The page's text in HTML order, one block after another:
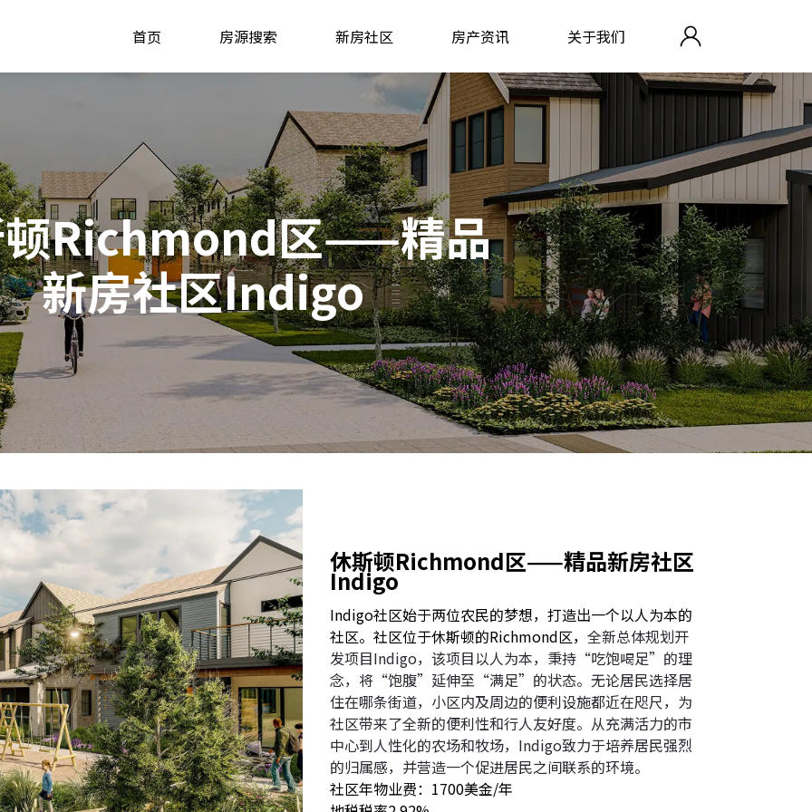
首页 房源搜索 新房社区 房产资讯 关于我们
Richmond区——精品
新房社区Indigo
休斯顿Richmond区——精品新房社区
Indigo
Indigo社区始于两位农民的梦想，打造出一个以人为本的
社区。社区位于休斯顿的Richmond区， 全新总体规划开
发项目Indigo，该项目以人为本，秉持“吃饱喝足”的理
念，将“饱腹”延伸至“满足”的状态。无论居民选择居
住在哪条街道，小区内及周边的便利设施都近在咫尺，为
社区带来了全新的便利性和行人友好度。从充满活力的市
中心到人性化的农场和牧场，Indigo致力于培养居民强烈
的归属感，并营造一个促进居民之间联系的环境。
社区年物业费：1700美金/年